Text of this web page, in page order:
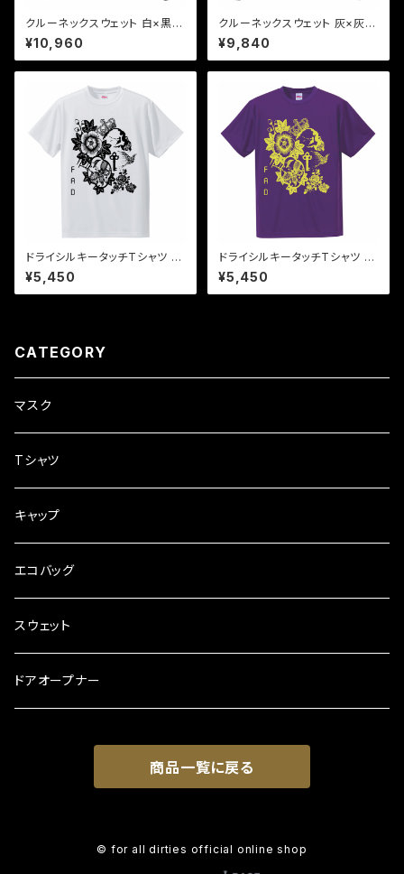
クルーネックスウェット 白×黒1
"time to peace"
¥10,960
クルーネックスウェット 灰×灰2
"time to peace"
¥9,840
ドライシルキータッチTシャツ 黒
×白 "the key"
¥5,450
ドライシルキータッチTシャツ 黄
×紫 "the key"
¥5,450
CATEGORY
マスク
Tシャツ
キャップ
エコバッグ
スウェット
ドアオープナー
商品一覧に戻る
© for all dirties official online shop